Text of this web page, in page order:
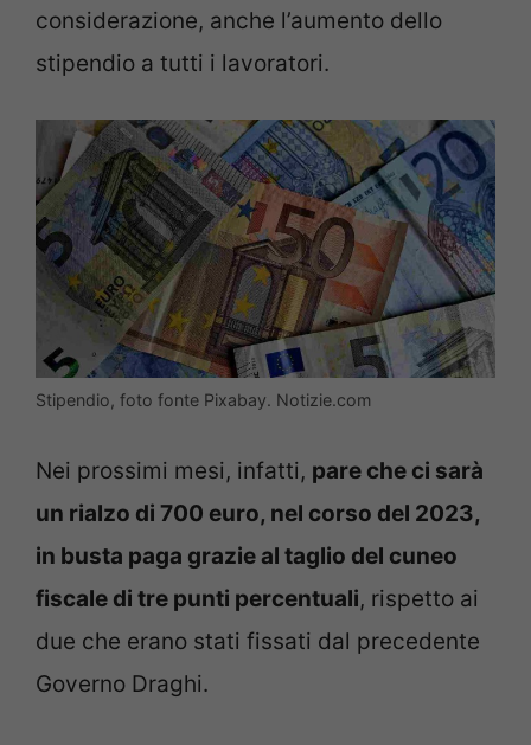
considerazione, anche l’aumento dello
stipendio a tutti i lavoratori.
Stipendio, foto fonte Pixabay. Notizie.com
Nei prossimi mesi, infatti, pare che ci sarà
un rialzo di 700 euro, nel corso del 2023,
in busta paga grazie al taglio del cuneo
fiscale di tre punti percentuali, rispetto ai
due che erano stati fissati dal precedente
Governo Draghi.